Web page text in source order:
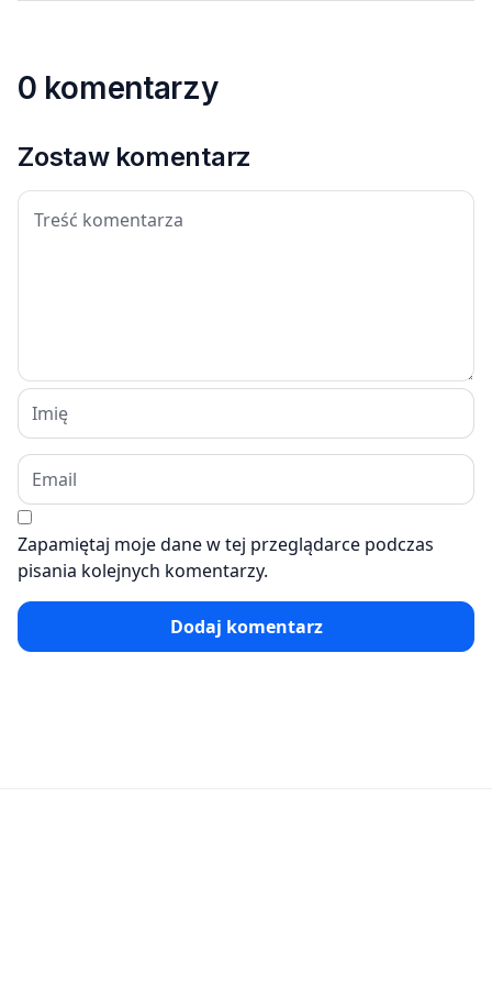
0 komentarzy
Zostaw komentarz
Zapamiętaj moje dane w tej przeglądarce podczas
pisania kolejnych komentarzy.
Dodaj komentarz